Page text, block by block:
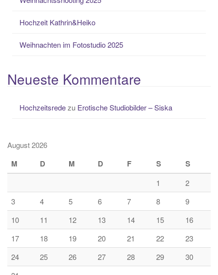
Hochzeit Kathrin&Heiko
Weihnachten im Fotostudio 2025
Neueste Kommentare
Hochzeitsredezu Erotische Studiobilder – Siska
August 2026
M D M D F S S
1
2
3
4 5 6 7 8
9
10
11 12 13 14 15
16
17
18 19 20 21 22
23
24
25 26 27 28 29
30